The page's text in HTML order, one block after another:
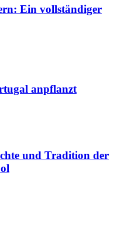
Ein vollständiger
anpflanzt
und Tradition der